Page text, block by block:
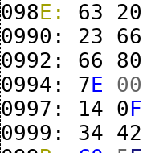
098E: 63 20
0990:
23 66
0992:
66 80
0994:
7E 00
0997:
14 0F
0999:
34 42